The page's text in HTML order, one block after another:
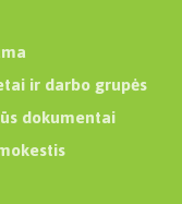
ir darbo grupės
dokumentai